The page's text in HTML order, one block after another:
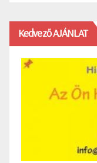
Kedvező AJÁNLAT